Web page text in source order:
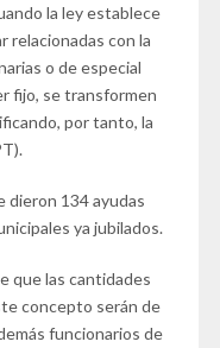
la ley establece
relacionadas con la
o de especial
fijo, se transformen
por tanto, la
dieron 134 ayudas
ya jubilados.
que las cantidades
concepto serán de
funcionarios de